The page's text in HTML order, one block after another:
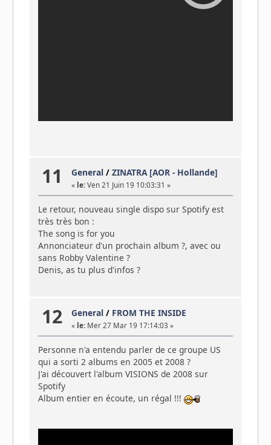
11 General /ZINATRA [AOR - Hollande]
« le: Ven 21 Juin 19 10:03:31 »
Le retour, nouveau single dispo sur Spotify est
très très bon :
The song is for you
Annonciateur d'un prochain album ?, avec ou
sans Robby Valentine ?
Denis, as tu plus d'infos ?
12 General / FROM THE INSIDE
« le: Mer 27 Mar 19 17:14:03 »
Personne n'a entendu parler de ce groupe US
qui a sorti 2 albums en 2005 et 2008 ?
J'ai découvert l'album VISIONS de 2008 sur
Spotify
Album entier en écoute, un régal !!!